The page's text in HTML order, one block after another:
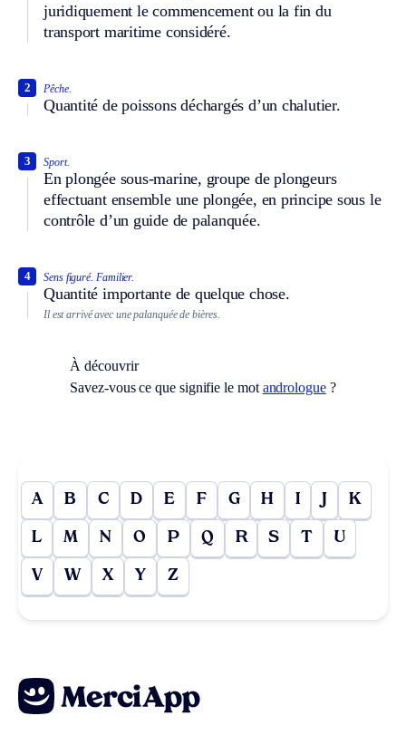
juridiquement le commencement ou la fin du
transport maritime considéré.
Pêche.
Quantité de poissons déchargés d’un chalutier.
2
Sport.
En plongée sous-marine, groupe de plongeurs
effectuant ensemble une plongée, en principe sous le
contrôle d’un guide de palanquée.
3
Sens figuré. Familier.
Quantité importante de quelque chose.
4
Il est arrivé avec une palanquée de bières.
À découvrir
Savez-vous ce que signifie le mot andrologue?
A B C D E F G H I J K
L M N O P Q R S T U
V W X Y Z